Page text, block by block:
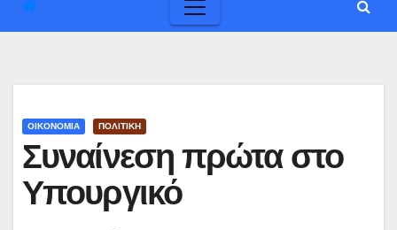
ΟΙΚΟΝΟΜΙΑ ΠΟΛΙΤΙΚΗ
Συναίνεση πρώτα στο
Υπουργικό